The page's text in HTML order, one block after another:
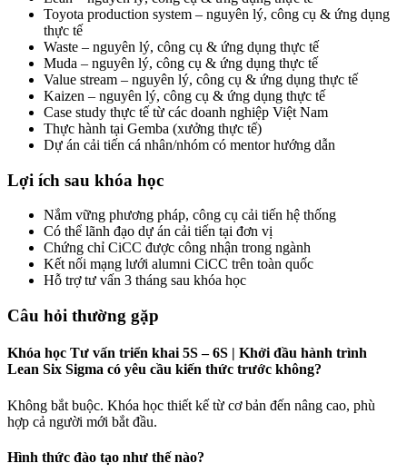
Toyota production system – nguyên lý, công cụ & ứng dụng
thực tế
Waste – nguyên lý, công cụ & ứng dụng thực tế
Muda – nguyên lý, công cụ & ứng dụng thực tế
Value stream – nguyên lý, công cụ & ứng dụng thực tế
Kaizen – nguyên lý, công cụ & ứng dụng thực tế
Case study thực tế từ các doanh nghiệp Việt Nam
Thực hành tại Gemba (xưởng thực tế)
Dự án cải tiến cá nhân/nhóm có mentor hướng dẫn
Lợi ích sau khóa học
Nắm vững phương pháp, công cụ cải tiến hệ thống
Có thể lãnh đạo dự án cải tiến tại đơn vị
Chứng chỉ CiCC được công nhận trong ngành
Kết nối mạng lưới alumni CiCC trên toàn quốc
Hỗ trợ tư vấn 3 tháng sau khóa học
Câu hỏi thường gặp
Khóa học Tư vấn triển khai 5S – 6S | Khởi đầu hành trình
Lean Six Sigma có yêu cầu kiến thức trước không?
Không bắt buộc. Khóa học thiết kế từ cơ bản đến nâng cao, phù
hợp cả người mới bắt đầu.
Hình thức đào tạo như thế nào?